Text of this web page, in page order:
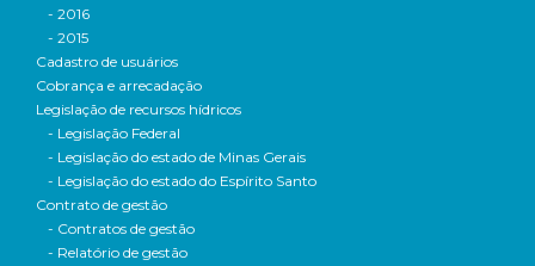
- 2016
- 2015
Cadastro de usuários
Cobrança e arrecadação
Legislação de recursos hídricos
- Legislação Federal
- Legislação do estado de Minas Gerais
- Legislação do estado do Espírito Santo
Contrato de gestão
- Contratos de gestão
- Relatório de gestão